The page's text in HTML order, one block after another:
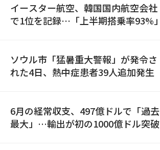
イースター航空、韓国国内航空会社
で1位を記録…「上半期搭乗率93%」
ソウル市「猛暑重大警報」が発令さ
れた4日、熱中症患者39人追加発生
6月の経常収支、497億ドルで「過去
最大」…輸出が初の1000億ドル突破